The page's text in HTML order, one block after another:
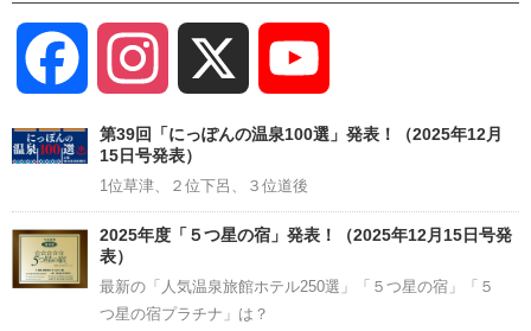
Facebook Instagram
Channel
第39回「にっぽんの温泉100選」発表！（2025年12月
15日号発表）
1位草津、２位下呂、３位道後
2025年度「５つ星の宿」発表！（2025年12月15日号発
表）
最新の「人気温泉旅館ホテル250選」「５つ星の宿」「５
つ星の宿プラチナ」は？